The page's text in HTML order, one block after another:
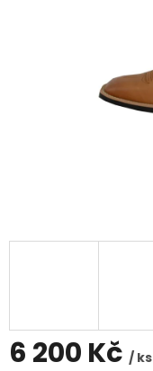
6 200 Kč / ks